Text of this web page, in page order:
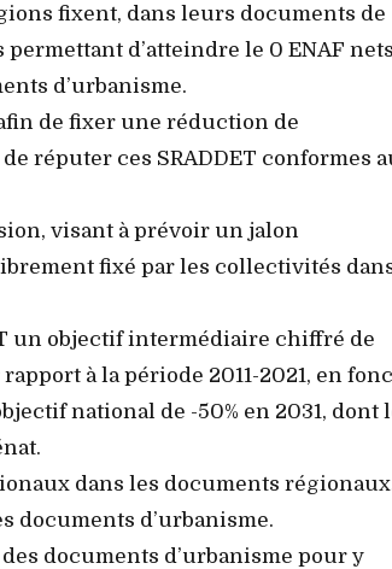
fixent, dans leurs documents de
d’atteindre le 0 ENAF
d’urbanisme.
de fixer une réduction de
réputer ces SRADDET conformes
visant à prévoir un jalon
fixé par les collectivités
un objectif intermédiaire chiffré de
à la période 2011-2021, en
national de -50% en 2031, dont
dans les documents
documents d’urbanisme.
documents d’urbanisme pour y